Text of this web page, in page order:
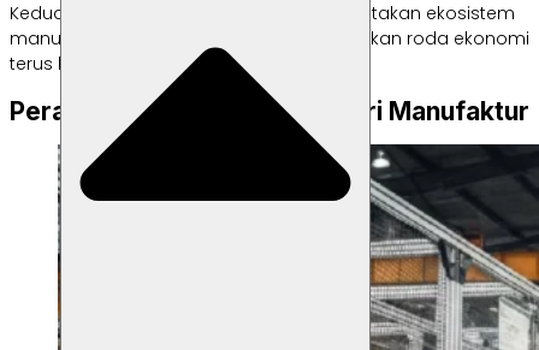
Keduanya saling melengkapi dan menciptakan ekosistem
manufaktur berkesinambungan, memastikan roda ekonomi
terus berputar.
Peran Teknologi dalam Industri Manufaktur